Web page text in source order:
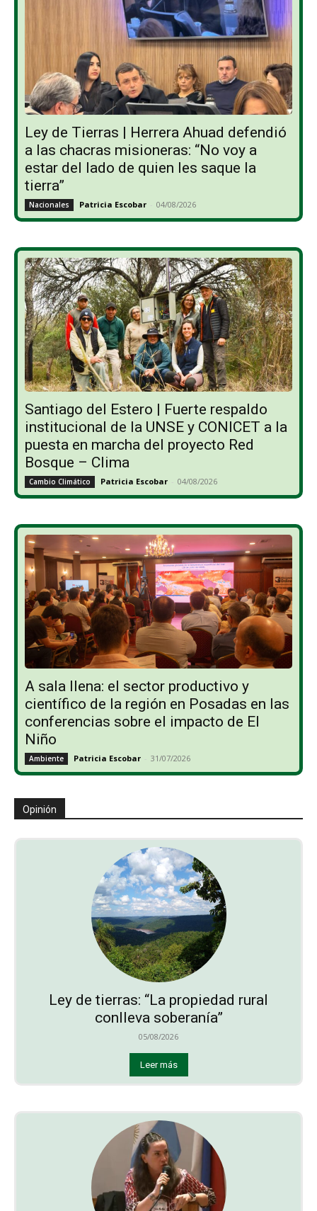
Ley de Tierras | Herrera Ahuad defendió
a las chacras misioneras: “No voy a
estar del lado de quien les saque la
tierra”
Nacionales Patricia Escobar - 04/08/2026
Santiago del Estero | Fuerte respaldo
institucional de la UNSE y CONICET a la
puesta en marcha del proyecto Red
Bosque – Clima
Cambio Climático Patricia Escobar - 04/08/2026
A sala llena: el sector productivo y
científico de la región en Posadas en las
conferencias sobre el impacto de El
Niño
Ambiente Patricia Escobar - 31/07/2026
Opinión
Ley de tierras: “La propiedad rural
conlleva soberanía”
05/08/2026
Leer más